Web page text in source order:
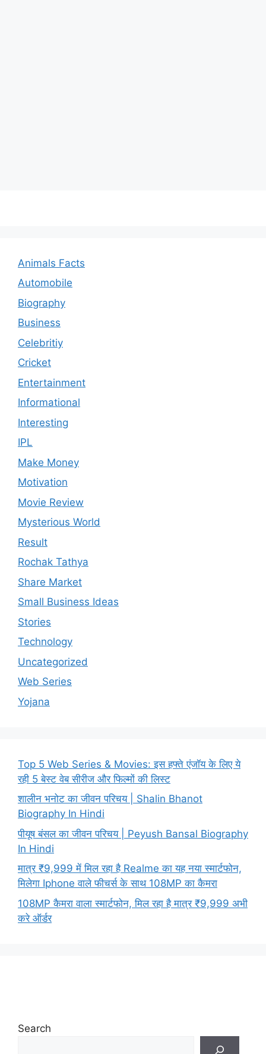
Animals Facts
Automobile
Biography
Business
Celebritiy
Cricket
Entertainment
Informational
Interesting
IPL
Make Money
Motivation
Movie Review
Mysterious World
Result
Rochak Tathya
Share Market
Small Business Ideas
Stories
Technology
Uncategorized
Web Series
Yojana
Top 5 Web Series & Movies: इस हफ्ते एंजॉय के लिए ये
रही 5 बेस्ट वेब सीरीज और फिल्मों की लिस्ट
शालीन भनोट का जीवन परिचय | Shalin Bhanot
Biography In Hindi
पीयूष बंसल का जीवन परिचय | Peyush Bansal Biography
In Hindi
मात्र ₹9,999 में मिल रहा है Realme का यह नया स्मार्टफोन,
मिलेगा Iphone वाले फीचर्स के साथ 108MP का कैमरा
108MP कैमरा वाला स्मार्टफोन, मिल रहा है मात्र ₹9,999 अभी
करे ऑर्डर
Search